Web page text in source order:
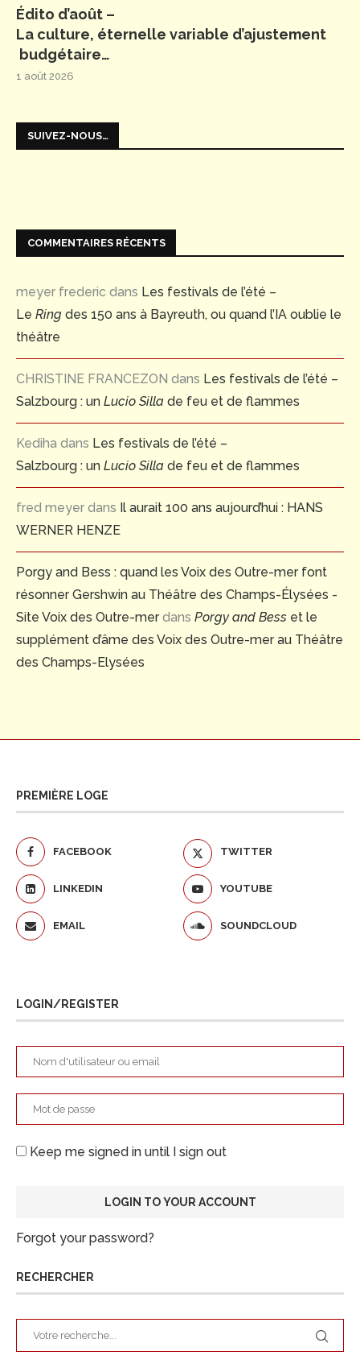
Édito d’août –
La culture, éternelle variable d’ajustement
budgétaire…
1 août 2026
SUIVEZ-NOUS…
COMMENTAIRES RÉCENTS
meyer frederic dans Les festivals de l’été –
Le Ring des 150 ans à Bayreuth, ou quand l’IA oublie le
théâtre
CHRISTINE FRANCEZON dans Les festivals de l’été –
Salzbourg : un Lucio Silla de feu et de flammes
Kediha dans Les festivals de l’été –
Salzbourg : un Lucio Silla de feu et de flammes
fred meyer dans Il aurait 100 ans aujourd’hui : HANS
WERNER HENZE
Porgy and Bess : quand les Voix des Outre-mer font
résonner Gershwin au Théâtre des Champs-Élysées -
Site Voix des Outre-merdans Porgy and Bess et le
supplément d’âme des Voix des Outre-mer au Théâtre
des Champs-Elysées
PREMIÈRE LOGE
FACEBOOK TWITTER
LINKEDIN YOUTUBE
EMAIL SOUNDCLOUD
LOGIN/REGISTER
Keep me signed in until I sign out
Forgot your password?
RECHERCHER